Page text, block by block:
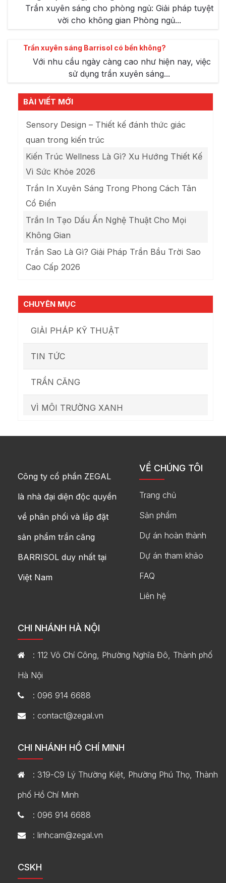
Trần xuyên sáng cho phòng ngủ: Giải pháp tuyệt
vời cho không gian Phòng ngủ...
Trần xuyên sáng Barrisol có bền không?
Với nhu cầu ngày càng cao như hiện nay, việc
sử dụng trần xuyên sáng...
BÀI VIẾT MỚI
Sensory Design – Thiết kế đánh thức giác
quan trong kiến trúc
Kiến Trúc Wellness Là Gì? Xu Hướng Thiết Kế
Vì Sức Khỏe 2026
Trần In Xuyên Sáng Trong Phong Cách Tân
Cổ Điển
Trần In Tạo Dấu Ấn Nghệ Thuật Cho Mọi
Không Gian
Trần Sao Là Gì? Giải Pháp Trần Bầu Trời Sao
Cao Cấp 2026
CHUYÊN MỤC
GIẢI PHÁP KỸ THUẬT
TIN TỨC
TRẦN CĂNG
VÌ MÔI TRƯỜNG XANH
Công ty cổ phần ZEGAL
là nhà đại diện độc quyền
về phân phối và lắp đặt
sản phẩm trần căng
BARRISOL duy nhất tại
Việt Nam
VỀ CHÚNG TÔI
Trang chủ
Sản phẩm
Dự án hoàn thành
Dự án tham khảo
FAQ
Liên hệ
CHI NHÁNH HÀ NỘI
: 112 Võ Chí Công, Phường Nghĩa Đô, Thành phố
Hà Nội
: 096 914 6688
: contact@zegal.vn
CHI NHÁNH HỒ CHÍ MINH
: 319-C9 Lý Thường Kiệt, Phường Phú Thọ, Thành
phố Hồ Chí Minh
: 096 914 6688
: linhcam@zegal.vn
CSKH